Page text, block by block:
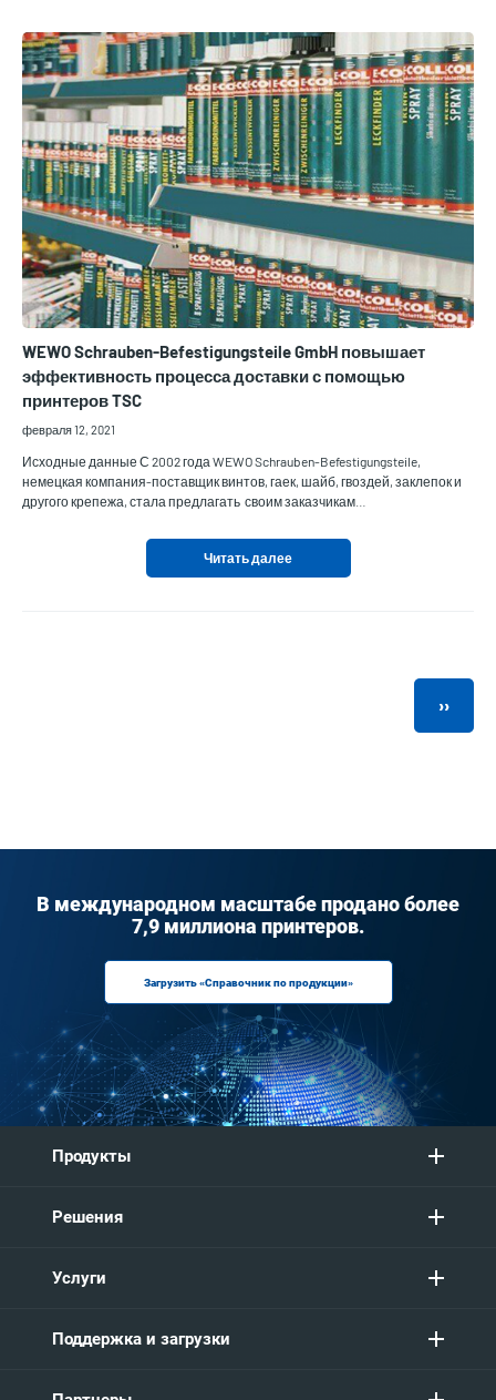
WEWO Schrauben-Befestigungsteile GmbH повышает
эффективность процесса доставки с помощью
принтеров TSC
февраля 12, 2021
Исходные данные С 2002 года WEWO Schrauben-Befestigungsteile,
немецкая компания-поставщик винтов, гаек, шайб, гвоздей, заклепок и
другого крепежа, стала предлагать своим заказчикам…
Читать далее
››
В международном масштабе продано более
7,9 миллиона принтеров.
Загрузить «Справочник по продукции»
Продукты
Решения
Услуги
Поддержка и загрузки